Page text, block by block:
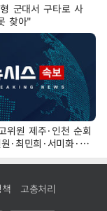
군대서 구타로 사
찾아"
위원 제주·인천 순회
·최민희·서미화·한
고충처리